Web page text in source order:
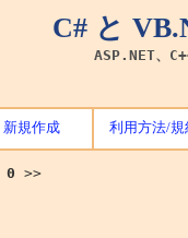
C# と
ASP.NET、
新規作成 利用方法/規
0 >>